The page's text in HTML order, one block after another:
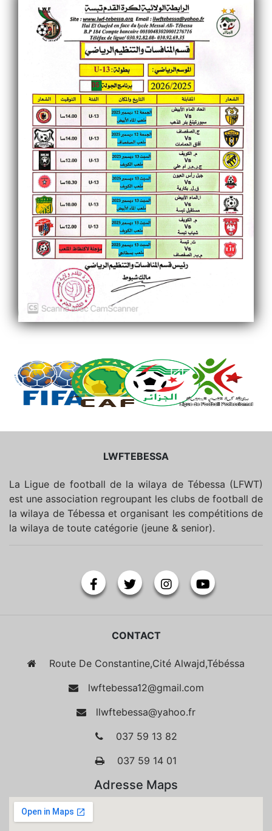
LWFTEBESSA
La Ligue de football de la wilaya de Tébessa (LFWT)
est une association regroupant les clubs de football de
la wilaya de Tébessa et organisant les compétitions de
la wilaya de toute catégorie (jeune & senior).
CONTACT
Route De Constantine,Cité Alwajd,Tébéssa
lwftebessa12@gmail.com
llwftebessa@yahoo.fr
037 59 13 82
037 59 14 01
Adresse Maps